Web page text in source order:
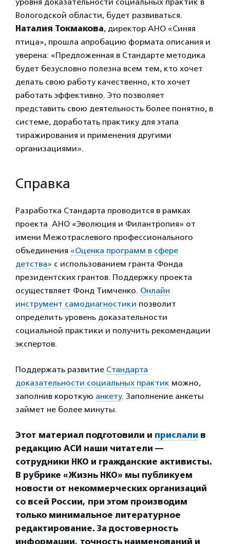
Вологодской области, будет развиваться.
Наталия Токмакова, директор АНО «Синяя
птица», прошла апробацию формата описания и
уверена: «Предложенная в Стандарте методика
будет безусловно полезна всем тем, кто хочет
делать свою работу качественно, кто хочет
работать эффективно. Это позволяет
представить свою деятельность более понятно, в
системе, доработать практику для этапа
тиражирования и применения другими
организациями».
Справка
Разработка Стандарта проводится в рамках
проекта АНО «Эволюция и Филантропия» от
имени Межотраслевого профессионального
объединения «Оценка программ в сфере
детства» с использованием гранта Фонда
президентских грантов. Поддержку проекта
осуществляет Фонд Тимченко. Онлайн
инструмент самодиагностики позволит
определить уровень доказательности
социальной практики и получить рекомендации
экспертов.
Поддержать развитие Стандарта
доказательности социальных практик можно,
заполнив короткую анкету. Заполнение анкеты
займет не более минуты.
Этот материал подготовили и прислали в
редакцию АСИ наши читатели —
сотрудники НКО и гражданские активисты.
В рубрике «Жизнь НКО» мы публикуем
новости от некоммерческих организаций
со всей России, при этом производим
только минимальное литературное
редактирование. За достоверность
информации, точность наименований и